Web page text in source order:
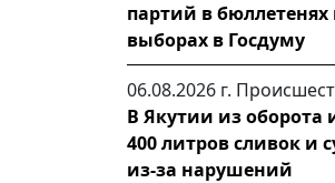
партий в бюллетенях
выборах в Госдуму
06.08.2026 г.
В Якутии из оборота
400 литров сливок и
из-за нарушений